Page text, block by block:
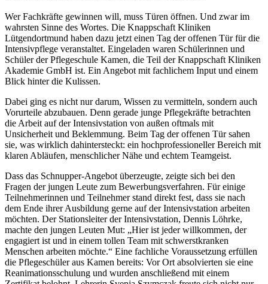
Wer Fachkräfte gewinnen will, muss Türen öffnen. Und zwar im
wahrsten Sinne des Wortes. Die Knappschaft Kliniken
Lütgendortmund haben dazu jetzt einen Tag der offenen Tür für die
Intensivpflege veranstaltet. Eingeladen waren Schülerinnen und
Schüler der Pflegeschule Kamen, die Teil der Knappschaft Kliniken
Akademie GmbH ist. Ein Angebot mit fachlichem Input und einem
Blick hinter die Kulissen.
Dabei ging es nicht nur darum, Wissen zu vermitteln, sondern auch
Vorurteile abzubauen. Denn gerade junge Pflegekräfte betrachten
die Arbeit auf der Intensivstation von außen oftmals mit
Unsicherheit und Beklemmung. Beim Tag der offenen Tür sahen
sie, was wirklich dahintersteckt: ein hochprofessioneller Bereich mit
klaren Abläufen, menschlicher Nähe und echtem Teamgeist.
Dass das Schnupper-Angebot überzeugte, zeigte sich bei den
Fragen der jungen Leute zum Bewerbungsverfahren. Für einige
Teilnehmerinnen und Teilnehmer stand direkt fest, dass sie nach
dem Ende ihrer Ausbildung gerne auf der Intensivstation arbeiten
möchten. Der Stationsleiter der Intensivstation, Dennis Löhrke,
machte den jungen Leuten Mut: „Hier ist jeder willkommen, der
engagiert ist und in einem tollen Team mit schwerstkranken
Menschen arbeiten möchte.“ Eine fachliche Voraussetzung erfüllen
die Pflegeschüler aus Kamen bereits: Vor Ort absolvierten sie eine
Reanimationsschulung und wurden anschließend mit einem